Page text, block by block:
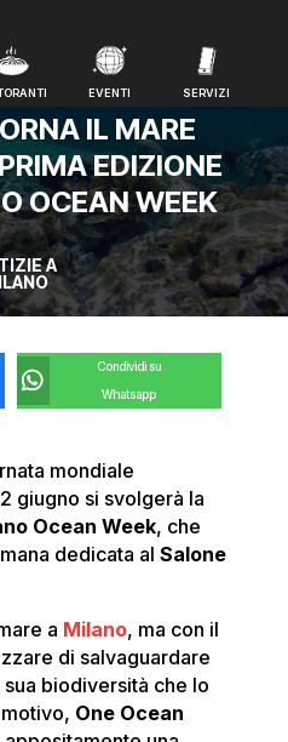
EVENTI SERVIZI
EVENTI SERVIZI
IL MARE
EDIZIONE
OCEAN WEEK
A
Condividi su
Whatsapp
mondiale
giugno si svolgerà la
Ocean Week, che
dedicata al Salone
a Milano, ma con il
di salvaguardare
sua biodiversità che lo
One Ocean